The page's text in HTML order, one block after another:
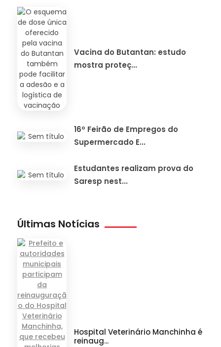
Vacina do Butantan: estudo
mostra proteç...
16º Feirão de Empregos do
Supermercado E...
Estudantes realizam prova do
Saresp nest...
Últimas Notícias
Hospital Veterinário Manchinha é
reinaug...